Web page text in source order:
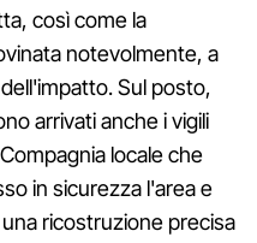
così come la
notevolmente, a
Sul posto,
arrivati anche i vigili
locale che
in sicurezza l'area e
ricostruzione precisa